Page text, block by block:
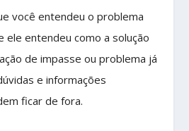
você entendeu o problema
ele entendeu como a solução
de impasse ou problema já
e informações
ficar de fora.